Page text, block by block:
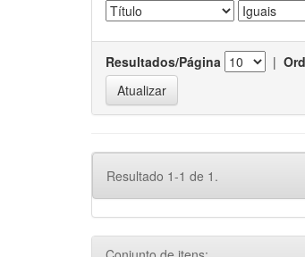
Resultados/Página |
Resultado 1-1 de 1.